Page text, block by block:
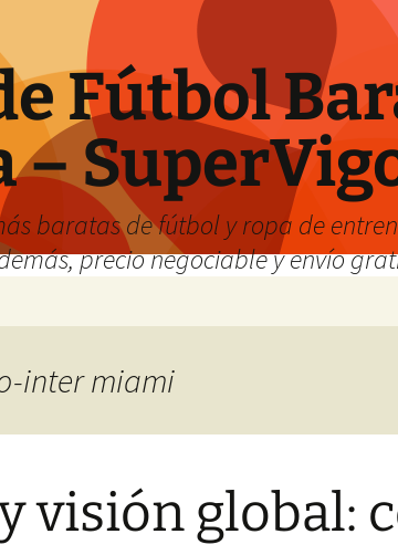
Fútbol
–
baratas de fútbol y ropa de
precio negociable y envío
inter miami
visión global: